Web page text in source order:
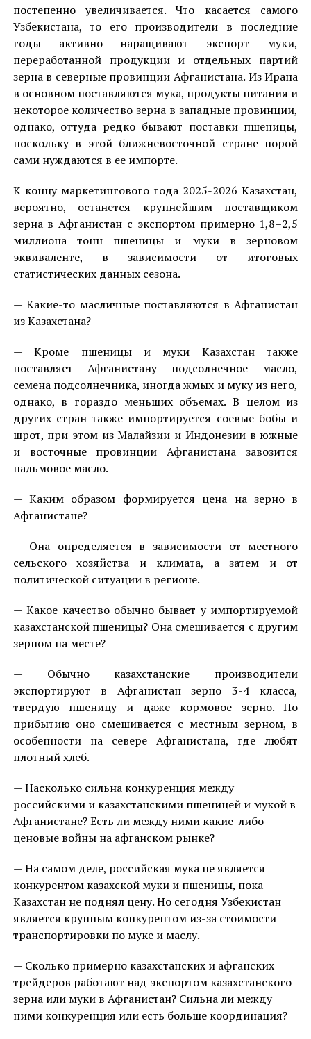
постепенно увеличивается. Что касается самого
Узбекистана, то его производители в последние
годы активно наращивают экспорт муки,
переработанной продукции и отдельных партий
зерна в северные провинции Афганистана. Из Ирана
в основном поставляются мука, продукты питания и
некоторое количество зерна в западные провинции,
однако, оттуда редко бывают поставки пшеницы,
поскольку в этой ближневосточной стране порой
сами нуждаются в ее импорте.
К концу маркетингового года 2025-2026 Казахстан,
вероятно, останется крупнейшим поставщиком
зерна в Афганистан с экспортом примерно 1,8–2,5
миллиона тонн пшеницы и муки в зерновом
эквиваленте, в зависимости от итоговых
статистических данных сезона.
— Какие-то масличные поставляются в Афганистан
из Казахстана?
— Кроме пшеницы и муки Казахстан также
поставляет Афганистану подсолнечное масло,
семена подсолнечника, иногда жмых и муку из него,
однако, в гораздо меньших объемах. В целом из
других стран также импортируется соевые бобы и
шрот, при этом из Малайзии и Индонезии в южные
и восточные провинции Афганистана завозится
пальмовое масло.
— Каким образом формируется цена на зерно в
Афганистане?
— Она определяется в зависимости от местного
сельского хозяйства и климата, а затем и от
политической ситуации в регионе.
— Какое качество обычно бывает у импортируемой
казахстанской пшеницы? Она смешивается с другим
зерном на месте?
— Обычно казахстанские производители
экспортируют в Афганистан зерно 3-4 класса,
твердую пшеницу и даже кормовое зерно. По
прибытию оно смешивается с местным зерном, в
особенности на севере Афганистана, где любят
плотный хлеб.
— Насколько сильна конкуренция между
российскими и казахстанскими пшеницей и мукой в
Афганистане? Есть ли между ними какие-либо
ценовые войны на афганском рынке?
— На самом деле, российская мука не является
конкурентом казахской муки и пшеницы, пока
Казахстан не поднял цену. Но сегодня Узбекистан
является крупным конкурентом из-за стоимости
транспортировки по муке и маслу.
— Сколько примерно казахстанских и афганских
трейдеров работают над экспортом казахстанского
зерна или муки в Афганистан? Сильна ли между
ними конкуренция или есть больше координация?